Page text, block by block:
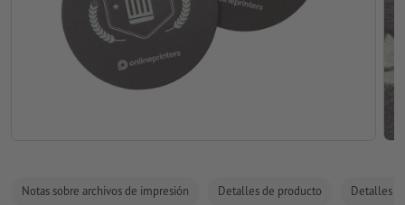
Notas sobre archivos de impresión Detalles de producto Detalles